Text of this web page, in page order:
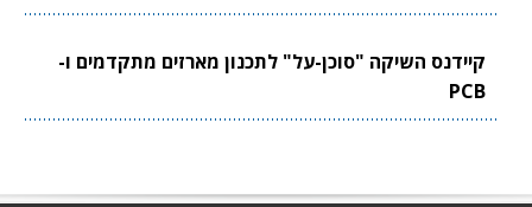
קיידנס השיקה "סוכן-על" לתכנון מארזים מתקדמים ו-
PCB